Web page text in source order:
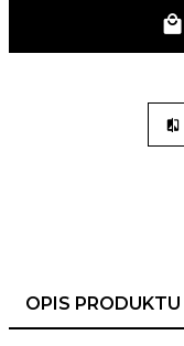
OPIS PRODUKTU